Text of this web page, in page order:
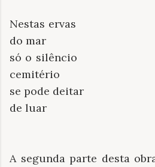
Nestas ervas
do mar
só o
cemitério
se pode deitar
de luar
A segunda parte desta